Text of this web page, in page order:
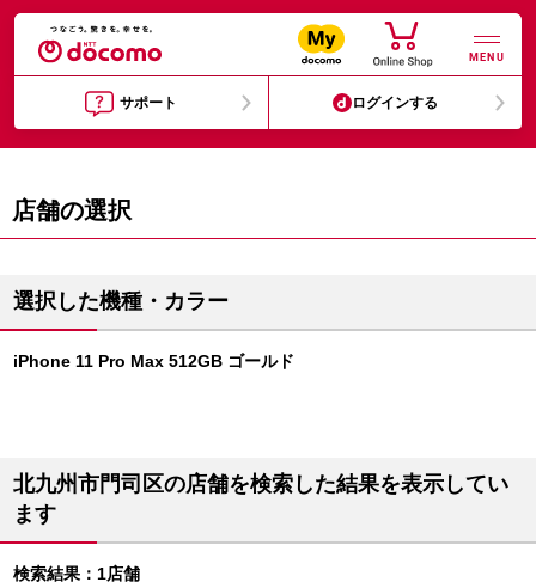
MENU
サポート ログインする
店舗の選択
選択した機種・カラー
iPhone 11 Pro Max 512GB ゴールド
北九州市門司区の店舗を検索した結果を表示してい
ます
検索結果：1店舗